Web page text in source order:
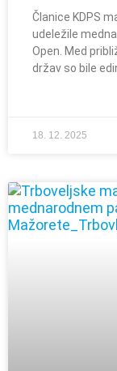
Članice KDPS
udeležile
Open. Med
držav so bile
18. 12. 2025